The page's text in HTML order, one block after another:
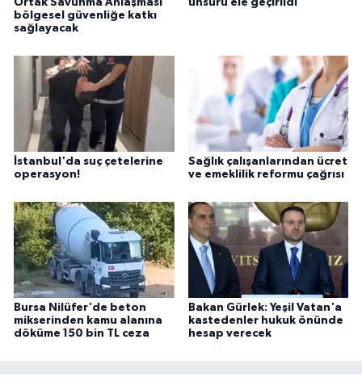
Ortak Savunma Anlaşması
bölgesel güvenliğe katkı
sağlayacak
unsuru ele geçirildi
İstanbul'da suç çetelerine
operasyon!
Sağlık çalışanlarından ücret
ve emeklilik reformu çağrısı
Bursa Nilüfer'de beton
mikserinden kamu alanına
döküme 150 bin TL ceza
Bakan Gürlek: Yeşil Vatan'a
kastedenler hukuk önünde
hesap verecek